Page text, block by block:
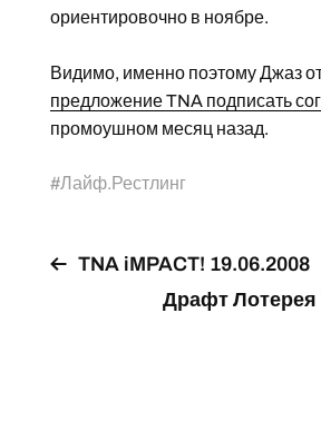
ориентировочно в ноябре.
Видимо, именно поэтому Джаз
предложение TNA подписать
промоушном месяц назад.
#Лайф.Рестлинг
TNA iMPACT! 19.06.2008
Драфт Лотерея